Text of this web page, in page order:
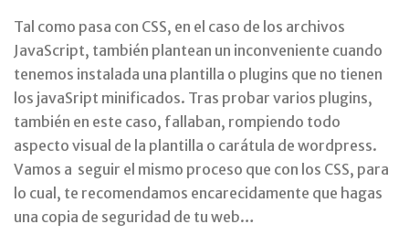
Tal como pasa con CSS, en el caso de los archivos
JavaScript, también plantean un inconveniente cuando
tenemos instalada una plantilla o plugins que no tienen
los javaSript minificados. Tras probar varios plugins,
también en este caso, fallaban, rompiendo todo
aspecto visual de la plantilla o carátula de wordpress.
Vamos a seguir el mismo proceso que con los CSS, para
lo cual, te recomendamos encarecidamente que hagas
una copia de seguridad de tu web…